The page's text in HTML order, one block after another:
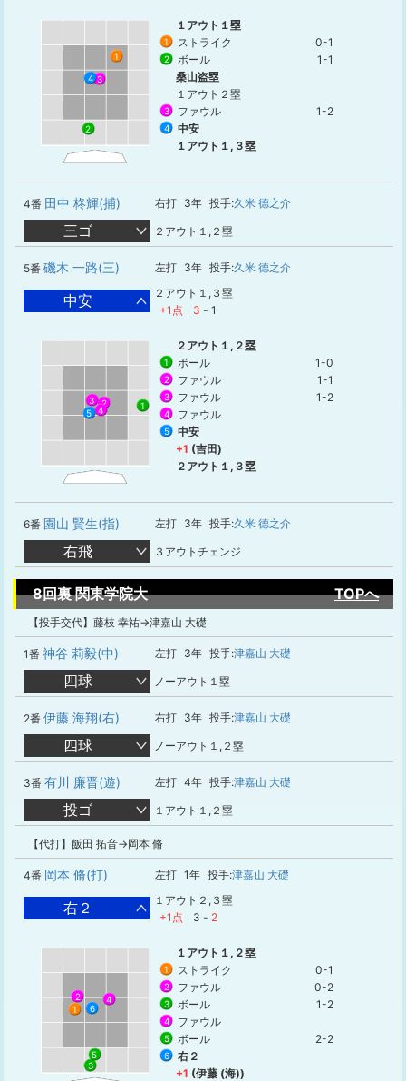
1
2
3
4
１アウト１塁
1 ストライク 0-1
2 ボール
1-1
桑山盗塁
１アウト２塁
3 ファウル 1-2
4
中安
１アウト１,３塁
4番 田中 柊輝(捕) 右打 3年 投手:久米 德之介
三ゴ ２アウト１,２塁
5番 磯木 一路(三) 左打 3年 投手:久米 德之介
中安
２アウト１,３塁
+1点
3 - 1
1
2
3
4
5
２アウト１,２塁
1 ボール 1-0
2 ファウル 1-1
3 ファウル 1-2
4 ファウル
5
中安
+1 (吉田)
２アウト１,３塁
6番 園山 賢生(指) 左打 3年 投手:久米 德之介
右飛 ３アウトチェンジ
8回裏 関東学院大 TOPへ
【投手交代】藤枝 幸祐→津嘉山 大礎
1番 神谷 莉毅(中) 左打 3年 投手:津嘉山 大礎
四球 ノーアウト１塁
2番 伊藤 海翔(右) 右打 3年 投手:津嘉山 大礎
四球 ノーアウト１,２塁
3番 有川 廉晋(遊) 左打 4年 投手:津嘉山 大礎
投ゴ １アウト１,２塁
【代打】飯田 拓音→岡本 脩
4番 岡本 脩(打) 左打 1年 投手:津嘉山 大礎
右２
１アウト２,３塁
+1点
3 - 2
1
2
3
4
5
6
１アウト１,２塁
1 ストライク 0-1
2 ファウル 0-2
3 ボール 1-2
4 ファウル
5 ボール 2-2
6
右２
+1 (伊藤 (海))